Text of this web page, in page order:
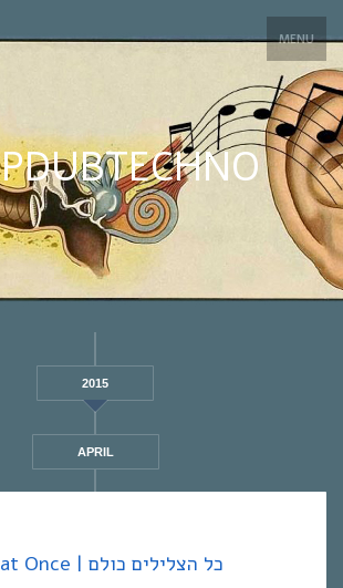
MENU
2015
APRIL
Every Noise at Once | כל הצלילים כולם